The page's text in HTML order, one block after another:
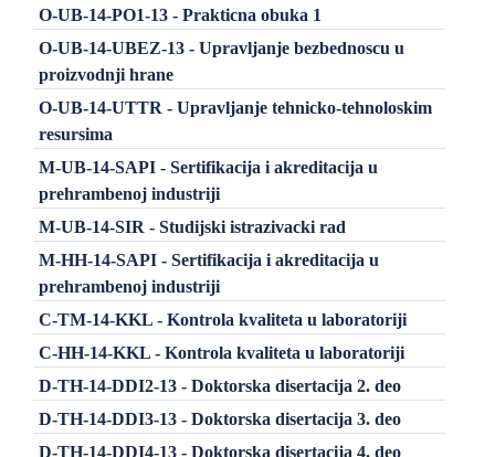
O-UB-14-PO1-13 - Prakticna obuka 1
O-UB-14-UBEZ-13 - Upravljanje bezbednoscu u
proizvodnji hrane
O-UB-14-UTTR - Upravljanje tehnicko-tehnoloskim
resursima
M-UB-14-SAPI - Sertifikacija i akreditacija u
prehrambenoj industriji
M-UB-14-SIR - Studijski istrazivacki rad
M-HH-14-SAPI - Sertifikacija i akreditacija u
prehrambenoj industriji
C-TM-14-KKL - Kontrola kvaliteta u laboratoriji
C-HH-14-KKL - Kontrola kvaliteta u laboratoriji
D-TH-14-DDI2-13 - Doktorska disertacija 2. deo
D-TH-14-DDI3-13 - Doktorska disertacija 3. deo
D-TH-14-DDI4-13 - Doktorska disertacija 4. deo